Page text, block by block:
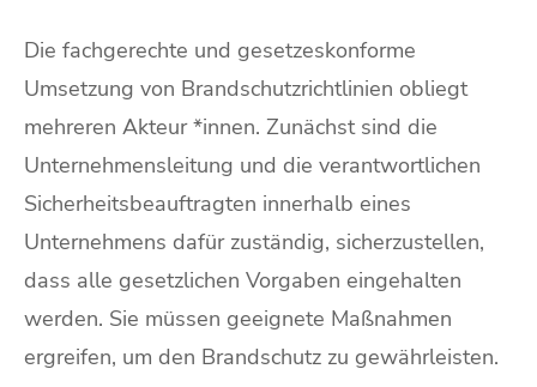
Die fachgerechte und gesetzeskonforme
Umsetzung von Brandschutzrichtlinien obliegt
mehreren Akteur *innen. Zunächst sind die
Unternehmensleitung und die verantwortlichen
Sicherheitsbeauftragten innerhalb eines
Unternehmens dafür zuständig, sicherzustellen,
dass alle gesetzlichen Vorgaben eingehalten
werden. Sie müssen geeignete Maßnahmen
ergreifen, um den Brandschutz zu gewährleisten.